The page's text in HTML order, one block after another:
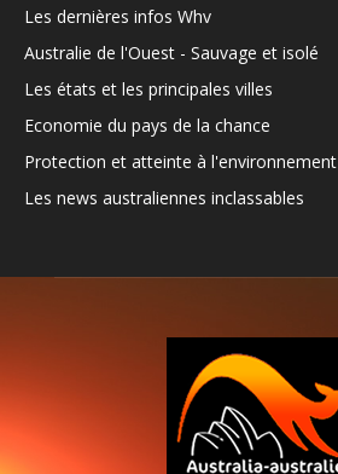
Les dernières infos Whv
Australie de l'Ouest - Sauvage et isolé
Les états et les principales villes
Economie du pays de la chance
Protection et atteinte à l'environnement
Les news australiennes inclassables